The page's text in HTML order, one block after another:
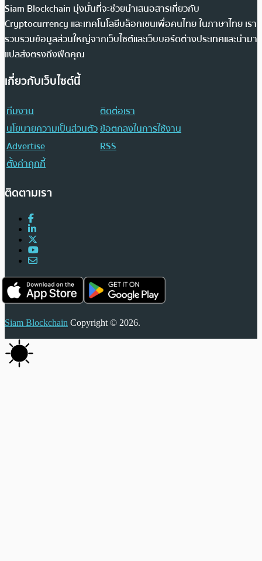
Siam Blockchain มุ่งมั่นที่จะช่วยนำเสนอสารเกี่ยวกับ
Cryptocurrency และเทคโนโลยีบล็อกเชนเพื่อคนไทย ในภาษาไทย เรา
รวบรวมข้อมูลส่วนใหญ่จากเว็บไซต์และเว็บบอร์ดต่างประเทศและนำมา
แปลส่งตรงถึงฟีดคุณ
เกี่ยวกับเว็บไซต์นี้
ทีมงาน
ติดต่อเรา
นโยบายความเป็นส่วนตัวข้อตกลงในการใช้งาน
Advertise
RSS
ตั้งค่าคุกกี้
ติดตามเรา
Siam Blockchain Copyright © 2026.